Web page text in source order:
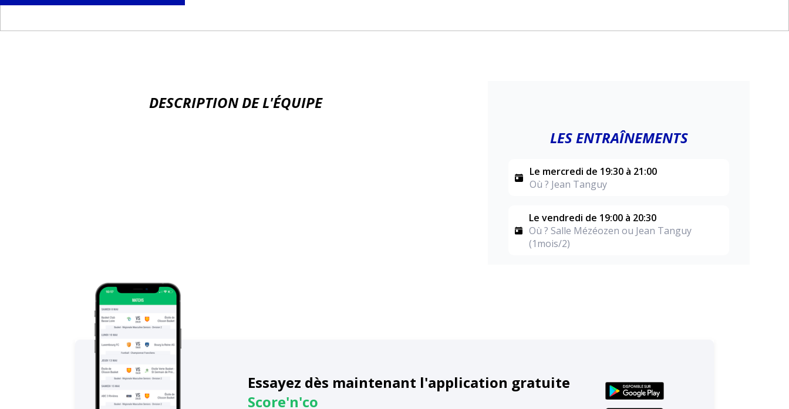
DESCRIPTION DE L'ÉQUIPE
LES ENTRAÎNEMENTS
Le mercredi de 19:30 à 21:00
Où ? Jean Tanguy
Le vendredi de 19:00 à 20:30
Où ? Salle Mézéozen ou Jean Tanguy
(1mois/2)
Essayez dès maintenant l'application gratuite
Score'n'co